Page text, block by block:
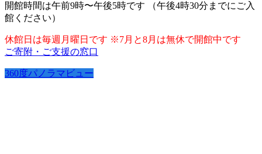
開館時間は午前9時〜午後5時です （午後4時30分までにご入
館ください）
休館日は毎週月曜日です ※7月と8月は無休で開館中です
ご寄附・ご支援の窓口
360度パノラマビュー